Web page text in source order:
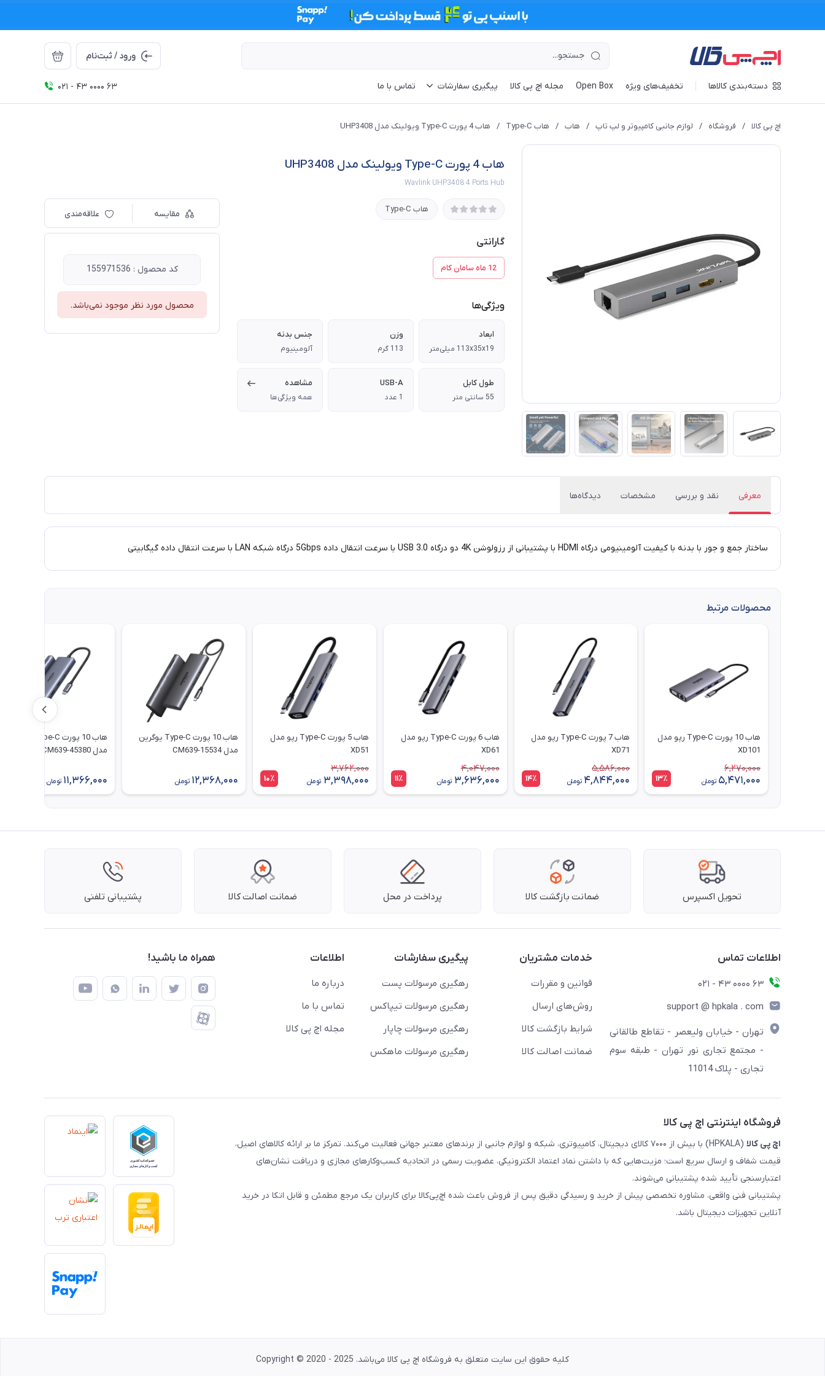
ورود / ثبت‌نام
دسته‌بندی کالاها تخفیف‌های ویژه Open Box مجله اچ پی کالا پیگیری سفارشات تماس با ما 021 - 43 0000 63
اچ پی کالا / فروشگاه / لوازم جانبی کامپیوتر و لپ تاپ / هاب / هاب Type-C / هاب 4 پورت Type-C ویولینک مدل UHP3408
هاب 4 پورت Type-C ویولینک مدل UHP3408
Wavlink UHP3408 4 Ports Hub
هاب Type-C
گارانتی
12 ماه سامان کام
ویژگی‌ها
ابعاد
113x35x19 میلی‌متر
وزن
113 گرم
جنس بدنه
آلومینیوم
طول کابل
55 سانتی متر
USB-A
1 عدد
مشاهده
همه ویژگی‌ها
مقایسه علاقه‌مندی
کد محصول : 155971536
محصول مورد نظر موجود نمی‌باشد.
معرفی نقد و بررسی مشخصات دیدگاه‌ها
ساختار جمع و جور با بدنه با کیفیت آلومینیومی درگاه HDMI با پشتیبانی از رزولوشن 4K دو درگاه USB 3.0 با سرعت انتقال داده 5Gbps درگاه شبکه LAN با سرعت انتقال داده گیگابیتی
محصولات مرتبط
هاب 10 پورت Type-C رپو مدل
XD101
6,270,000
5,471,000 تومان 13٪
هاب 7 پورت Type-C رپو مدل
XD71
5,586,000
4,844,000 تومان 14٪
هاب 6 پورت Type-C رپو مدل
XD61
4,047,000
3,636,000 تومان 11٪
هاب 5 پورت Type-C رپو مدل
XD51
3,762,000
3,398,000 تومان 10٪
هاب 10 پورت Type-C یوگرین
مدل CM639-15534
12,368,000 تومان
مدل CM639-45380
11,366,000 تومان
تحویل اکسپرس ضمانت بازگشت کالا پرداخت در محل ضمانت اصالت کالا پشتیبانی تلفنی
اطلاعات تماس
63 0000 43 - 021
support @ hpkala . com
تهران - خیابان ولیعصر - تقاطع طالقانی
- مجتمع تجاری نور تهران - طبقه سوم
تجاری - پلاک 11014
خدمات مشتریان
قوانین و مقررات
روش‌های ارسال
شرایط بازگشت کالا
ضمانت اصالت کالا
پیگیری سفارشات
رهگیری مرسولات پست
رهگیری مرسولات تیپاکس
رهگیری مرسولات چاپار
رهگیری مرسولات ماهکس
اطلاعات
درباره ما
تماس با ما
مجله اچ پی کالا
همراه ما باشید!
فروشگاه اینترنتی اچ پی کالا
اچ‌ پی‌ کالا
(HPKALA) با بیش از ۷۰۰۰ کالای دیجیتال، کامپیوتری، شبکه و لوازم جانبی از برندهای معتبر جهانی فعالیت می‌کند. تمرکز ما بر ارائه کالاهای اصیل،
قیمت شفاف و ارسال سریع است؛ مزیت‌هایی که با داشتن نماد اعتماد الکترونیکی، عضویت رسمی در اتحادیه کسب‌وکارهای مجازی و دریافت نشان‌های
اعتبارسنجی تأیید شده پشتیبانی می‌شوند.
پشتیبانی فنی واقعی، مشاوره تخصصی پیش از خرید و رسیدگی دقیق پس از فروش باعث شده اچ‌پی‌کالا برای کاربران یک مرجع مطمئن و قابل اتکا در خرید
آنلاین تجهیزات دیجیتال باشد.
کلیه حقوق این سایت متعلق به فروشگاه اچ پی کالا می‌باشد. Copyright © 2020 - 2025